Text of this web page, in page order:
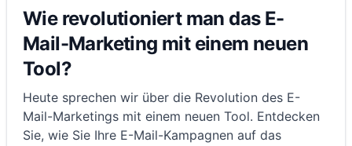
Wie revolutioniert man das E-
Mail-Marketing mit einem neuen
Tool?
Heute sprechen wir über die Revolution des E-
Mail-Marketings mit einem neuen Tool. Entdecken
Sie, wie Sie Ihre E-Mail-Kampagnen auf das